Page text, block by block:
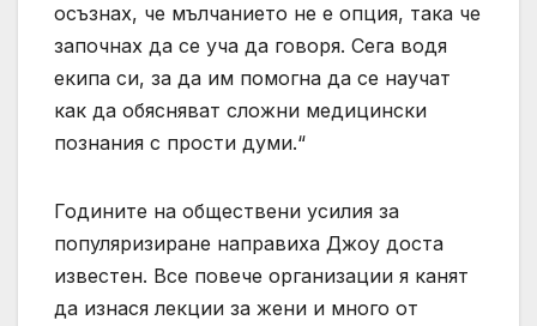
осъзнах, че мълчанието не е опция, така че
започнах да се уча да говоря. Сега водя
екипа си, за да им помогна да се научат
как да обясняват сложни медицински
познания с прости думи.“
Годините на обществени усилия за
популяризиране направиха Джоу доста
известен. Все повече организации я канят
да изнася лекции за жени и много от